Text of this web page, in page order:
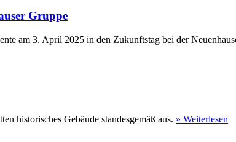
Gruppe
am 3. April 2025 in den Zukunftstag bei der
historisches Gebäude standesgemäß aus. » Weiterlesen